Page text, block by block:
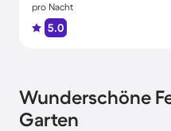
pro Nacht
5.0
Wunderschöne
Garten